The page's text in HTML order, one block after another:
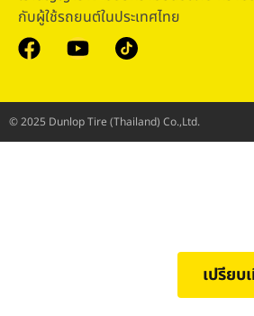
© 2025 Dunlop Tire (Thailand) Co.,Ltd.
กับผู้ใช้รถยนต์ในประเทศไทย
เปรียบ